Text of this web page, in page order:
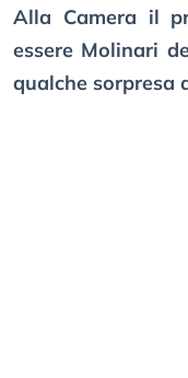
Alla Camera il
essere Molinari
qualche sorpresa